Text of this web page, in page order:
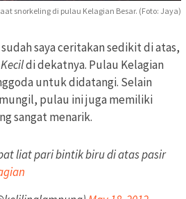
snorkeling di pulau Kelagian Besar. (Foto: Jaya)
saya ceritakan sedikit di atas,
di dekatnya. Pulau Kelagian
untuk didatangi. Selain
pulau ini juga memiliki
sangat menarik.
liat pari bintik biru di atas pasir